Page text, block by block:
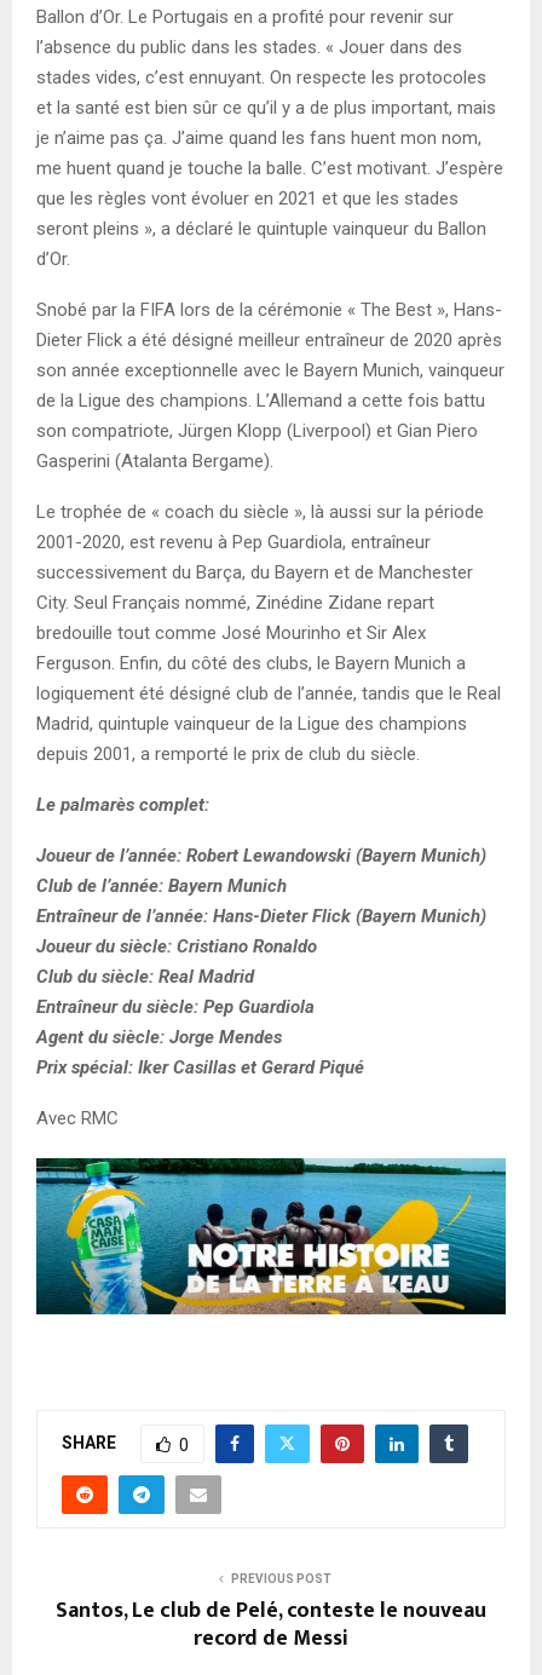
Ballon d’Or. Le Portugais en a profité pour revenir sur
l’absence du public dans les stades. « Jouer dans des
stades vides, c’est ennuyant. On respecte les protocoles
et la santé est bien sûr ce qu’il y a de plus important, mais
je n’aime pas ça. J’aime quand les fans huent mon nom,
me huent quand je touche la balle. C’est motivant. J’espère
que les règles vont évoluer en 2021 et que les stades
seront pleins », a déclaré le quintuple vainqueur du Ballon
d’Or.
Snobé par la FIFA lors de la cérémonie « The Best », Hans-
Dieter Flick a été désigné meilleur entraîneur de 2020 après
son année exceptionnelle avec le Bayern Munich, vainqueur
de la Ligue des champions. L’Allemand a cette fois battu
son compatriote, Jürgen Klopp (Liverpool) et Gian Piero
Gasperini (Atalanta Bergame).
Le trophée de « coach du siècle », là aussi sur la période
2001-2020, est revenu à Pep Guardiola, entraîneur
successivement du Barça, du Bayern et de Manchester
City. Seul Français nommé, Zinédine Zidane repart
bredouille tout comme José Mourinho et Sir Alex
Ferguson. Enfin, du côté des clubs, le Bayern Munich a
logiquement été désigné club de l’année, tandis que le Real
Madrid, quintuple vainqueur de la Ligue des champions
depuis 2001, a remporté le prix de club du siècle.
Le palmarès complet:
Joueur de l’année: Robert Lewandowski (Bayern Munich)
Club de l’année: Bayern Munich
Entraîneur de l’année: Hans-Dieter Flick (Bayern Munich)
Joueur du siècle: Cristiano Ronaldo
Club du siècle: Real Madrid
Entraîneur du siècle: Pep Guardiola
Agent du siècle: Jorge Mendes
Prix spécial: Iker Casillas et Gerard Piqué
Avec RMC
SHARE 0
PREVIOUS POST
Santos, Le club de Pelé, conteste le nouveau
record de Messi